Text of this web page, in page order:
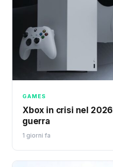
GAMES
Xbox in crisi nel
guerra
1 giorni fa